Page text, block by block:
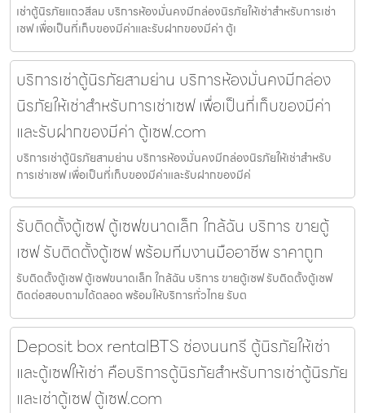
เช่าตู้นิรภัยแถวสีลม บริการห้องมั่นคงมีกล่องนิรภัยให้เช่าสำหรับการเช่า
เซฟ เพื่อเป็นที่เก็บของมีค่าและรับฝากของมีค่า ตู้เ
บริการเช่าตู้นิรภัยสามย่าน บริการห้องมั่นคงมีกล่อง
นิรภัยให้เช่าสำหรับการเช่าเซฟ เพื่อเป็นที่เก็บของมีค่า
และรับฝากของมีค่า ตู้เซฟ.com
บริการเช่าตู้นิรภัยสามย่าน บริการห้องมั่นคงมีกล่องนิรภัยให้เช่าสำหรับ
การเช่าเซฟ เพื่อเป็นที่เก็บของมีค่าและรับฝากของมีค่
รับติดตั้งตู้เซฟ ตู้เซฟขนาดเล็ก ใกล้ฉัน บริการ ขายตู้
เซฟ รับติดตั้งตู้เซฟ พร้อมทีมงานมืออาชีพ ราคาถูก
รับติดตั้งตู้เซฟ ตู้เซฟขนาดเล็ก ใกล้ฉัน บริการ ขายตู้เซฟ รับติดตั้งตู้เซฟ
ติดต่อสอบถามได้ตลอด พร้อมให้บริการทั่วไทย รับต
Deposit box rentalBTS ช่องนนทรี ตู้นิรภัยให้เช่า
และตู้เซฟให้เช่า คือบริการตู้นิรภัยสำหรับการเช่าตู้นิรภัย
และเช่าตู้เซฟ ตู้เซฟ.com